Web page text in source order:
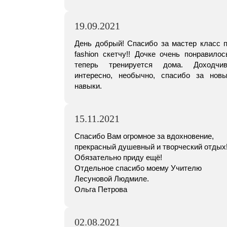
19.09.2021
День добрый! Спасибо за мастер класс
fashion скетчу!! Дочке очень
теперь тренируется дома.
интересно, необычно, спасибо за
навыки.
15.11.2021
Спасибо Вам огромное за вдохновение,
прекрасный душевный и творческий отдых!
Обязательно приду ещё!
Отдельное спасибо моему Учителю
Лесуновой Людмиле.
Ольга Петрова
02.08.2021